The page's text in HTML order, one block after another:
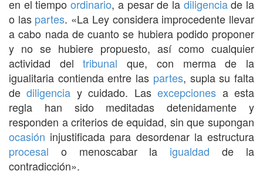
en el tiempoordinario, a pesar de la diligenciade la
o las partes. «La Ley considera improcedente llevar
a cabo nada de cuanto se hubiera podido proponer
y no se hubiere propuesto, así como cualquier
actividad deltribunal que, con merma de la
igualitaria contienda entre las partes, supla su falta
dediligencia y cuidado. Lasexcepciones a esta
regla han sido meditadas detenidamente y
responden a criterios de equidad, sin que supongan
ocasión injustificada para desordenar la estructura
procesal o menoscabar la igualdad de la
contradicción».